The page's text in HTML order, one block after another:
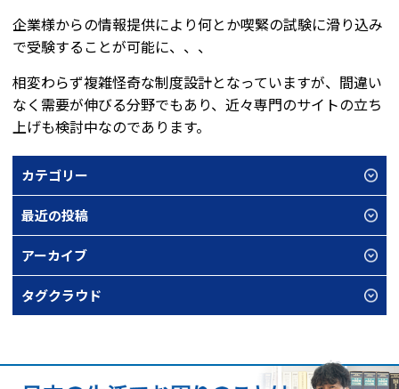
企業様からの情報提供により何とか喫緊の試験に滑り込み
で受験することが可能に、、、
相変わらず複雑怪奇な制度設計となっていますが、間違い
なく需要が伸びる分野でもあり、近々専門のサイトの立ち
上げも検討中なのであります。
カテゴリー
最近の投稿
アーカイブ
タグクラウド